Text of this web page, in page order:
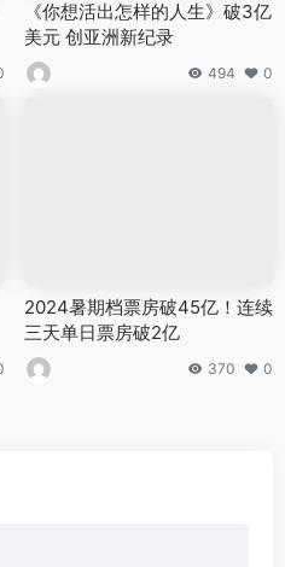
《你想活出怎样的人生》破3亿
美元 创亚洲新纪录
494 0
2024暑期档票房破45亿！连续
三天单日票房破2亿
370 0